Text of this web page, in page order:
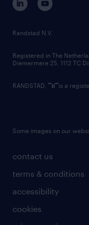
randstad innovation
country websites
contact us
terms & conditions
accessibility
cookies
Randstad N.V.
Registered in The
Diemermere 25, 1112 TC
RANDSTAD, is a
Some images on our